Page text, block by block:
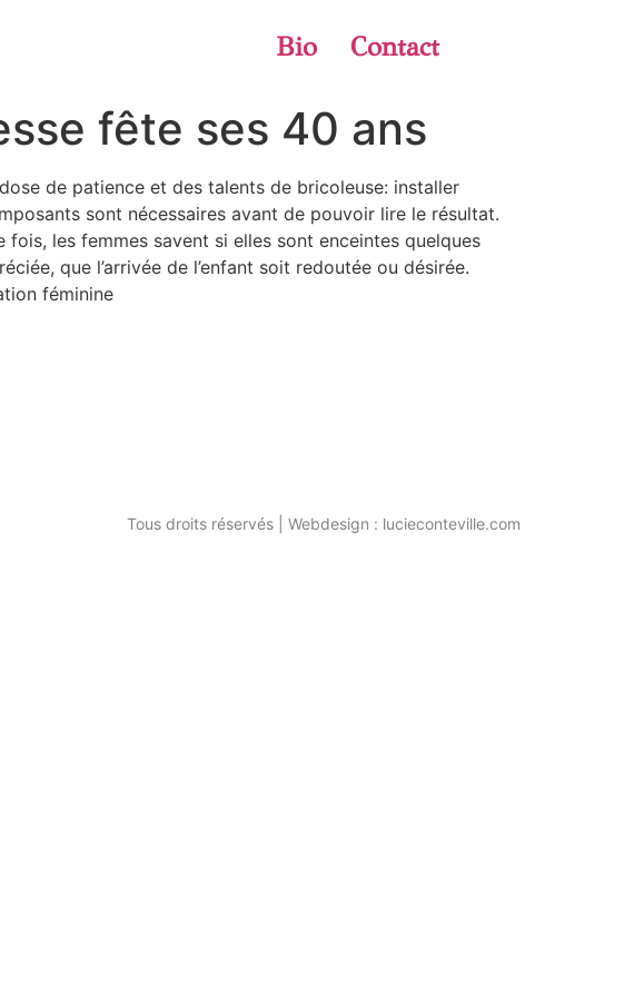
Bio Contact
fête ses 40 ans
de patience et des talents de bricoleuse: installer
sont nécessaires avant de pouvoir lire le résultat.
les femmes savent si elles sont enceintes quelques
que l’arrivée de l’enfant soit redoutée ou désirée.
féminine
Tous droits réservés | Webdesign : lucieconteville.com